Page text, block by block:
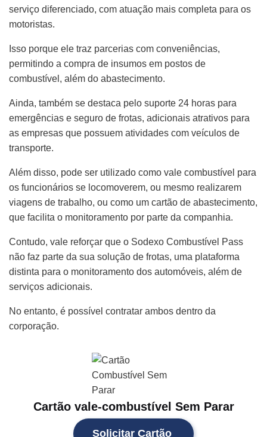
serviço diferenciado, com atuação mais completa para os
motoristas.
Isso porque ele traz parcerias com conveniências,
permitindo a compra de insumos em postos de
combustível, além do abastecimento.
Ainda, também se destaca pelo suporte 24 horas para
emergências e seguro de frotas, adicionais atrativos para
as empresas que possuem atividades com veículos de
transporte.
Além disso, pode ser utilizado como vale combustível para
os funcionários se locomoverem, ou mesmo realizarem
viagens de trabalho, ou como um cartão de abastecimento,
que facilita o monitoramento por parte da companhia.
Contudo, vale reforçar que o Sodexo Combustível Pass
não faz parte da sua solução de frotas, uma plataforma
distinta para o monitoramento dos automóveis, além de
serviços adicionais.
No entanto, é possível contratar ambos dentro da
corporação.
Cartão vale-combustível Sem Parar
Solicitar Cartão